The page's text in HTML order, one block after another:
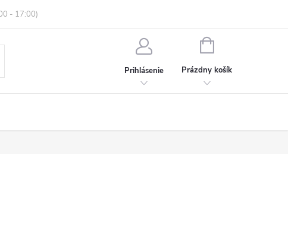
Podmienky ochrany osobných údajov
Prihlásenie
NÁKUPNÝ
Prázdny košík